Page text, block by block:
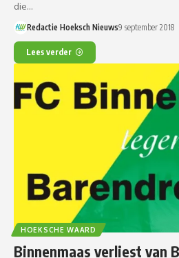
die…
Redactie Hoeksch Nieuws9 september 2018
Lees verder
HOEKSCHE WAARD
Binnenmaas verliest van